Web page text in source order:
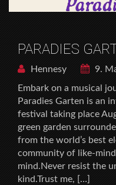
PARADIES
Hennesy
9.
Embark on a musical
Paradies Garten is an
festival taking place
green garden
from the world’s best
community of like-
mind.Never resist the
kind.Trust me, […]